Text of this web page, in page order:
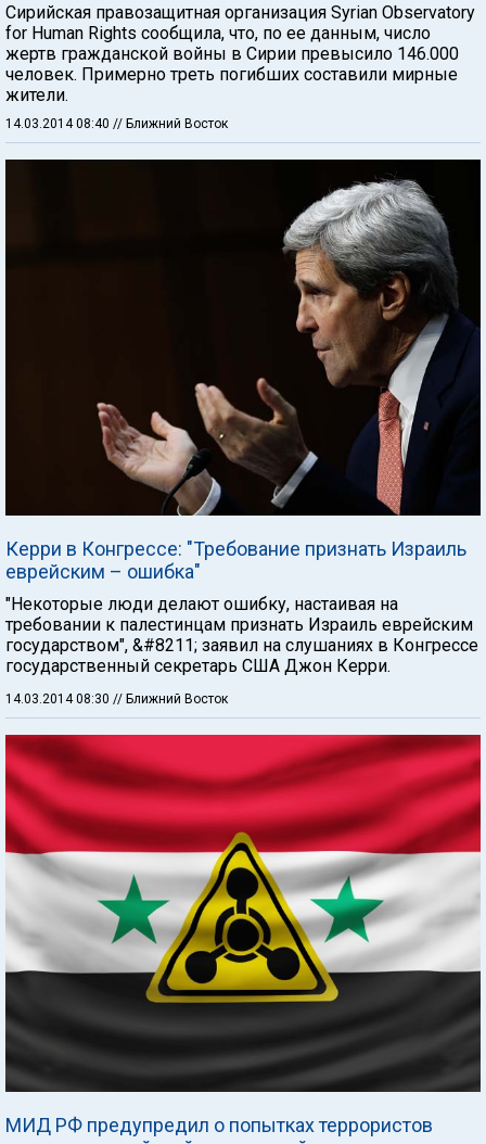
Сирийская правозащитная организация Syrian Observatory
for Human Rights сообщила, что, по ее данным, число
жертв гражданской войны в Сирии превысило 146.000
человек. Примерно треть погибших составили мирные
жители.
14.03.2014 08:40 // Ближний Восток
Керри в Конгрессе: "Требование признать Израиль
еврейским – ошибка"
"Некоторые люди делают ошибку, настаивая на
требовании к палестинцам признать Израиль еврейским
государством", &#8211; заявил на слушаниях в Конгрессе
государственный секретарь США Джон Керри.
14.03.2014 08:30 // Ближний Восток
МИД РФ предупредил о попытках террористов